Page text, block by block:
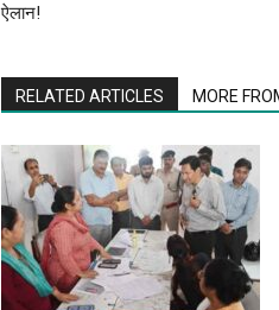
ऐलान!
RELATED ARTICLES MORE